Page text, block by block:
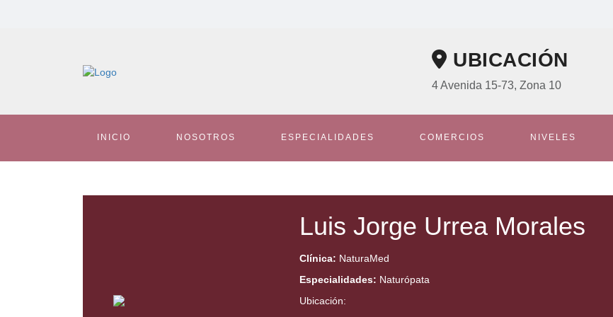
UBICACIÓN
4 Avenida 15-73, Zona 10
INICIO NOSOTROS ESPECIALIDADES COMERCIOS NIVELES
Luis Jorge Urrea Morales
Clínica: NaturaMed
Especialidades: Naturópata
Ubicación: